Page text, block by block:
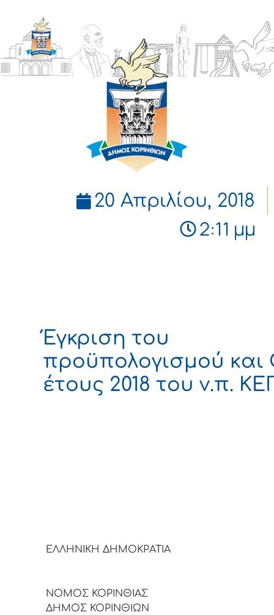
ΔΗΜΟΣ
ΚΟΡΙΝΘΙΩΝ
20 Απριλίου, 2018
2:11 μμ
Έγκριση του
προϋπολογισμού
έτους 2018 του ν.π.
ΕΛΛΗΝΙΚΗ ΔΗΜΟΚΡΑΤΙΑ
ΝΟΜΟΣ ΚΟΡΙΝΘΙΑΣ
ΔΗΜΟΣ ΚΟΡΙΝΘΙΩΝ